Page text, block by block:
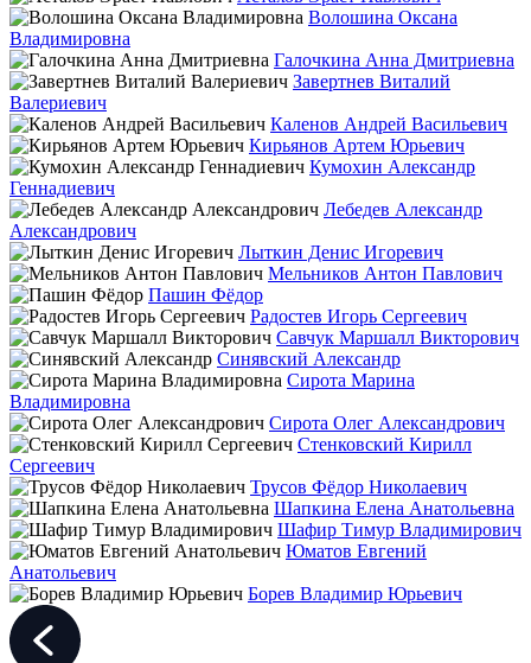
Волошина Оксана
Владимировна
Галочкина Анна Дмитриевна
Завертнев Виталий
Валериевич
Каленов Андрей Васильевич
Кирьянов Артем Юрьевич
Кумохин Александр
Геннадиевич
Лебедев Александр
Александрович
Лыткин Денис Игоревич
Мельников Антон Павлович
Пашин Фёдор
Радостев Игорь Сергеевич
Савчук Маршалл Викторович
Синявский Александр
Сирота Марина
Владимировна
Сирота Олег Александрович
Стенковский Кирилл
Сергеевич
Трусов Фёдор Николаевич
Шапкина Елена Анатольевна
Шафир Тимур Владимирович
Юматов Евгений
Анатольевич
Борев Владимир Юрьевич